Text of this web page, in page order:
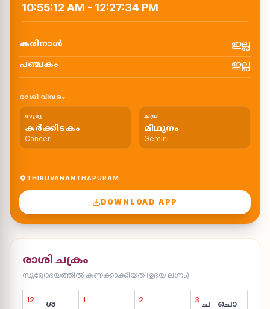
10:55:12 AM - 12:27:34 PM
കരിനാൾ ഇല്ല
പഞ്ചകം ഇല്ല
രാശി വിവരം
സൂര്യ
കർക്കിടകം
Cancer
ചന്ദ്ര
മിഥുനം
Gemini
THIRUVANANTHAPURAM
DOWNLOAD APP
രാശി ചക്രം
സൂര്യോദയത്തിൽ കണക്കാക്കിയത് (ഉദയ ലഗ്നം)
ശ
12 1 2 ച ചൊ
3